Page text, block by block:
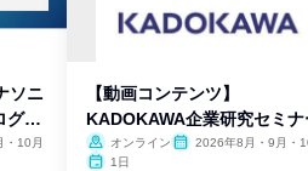
ソニ
グラ
10月
【動画コンテンツ】
KADOKAWA企業研究セミナ
オンライン
2026年8月・9月・
1日